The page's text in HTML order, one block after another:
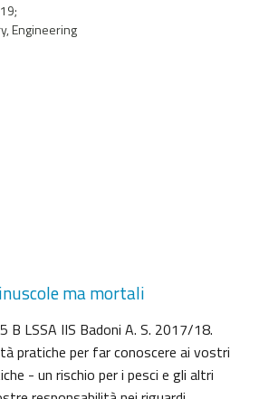
Engineering
ma mortali
B LSSA IIS Badoni A. S. 2017/18.
pratiche per far conoscere ai vostri
- un rischio per i pesci e gli altri